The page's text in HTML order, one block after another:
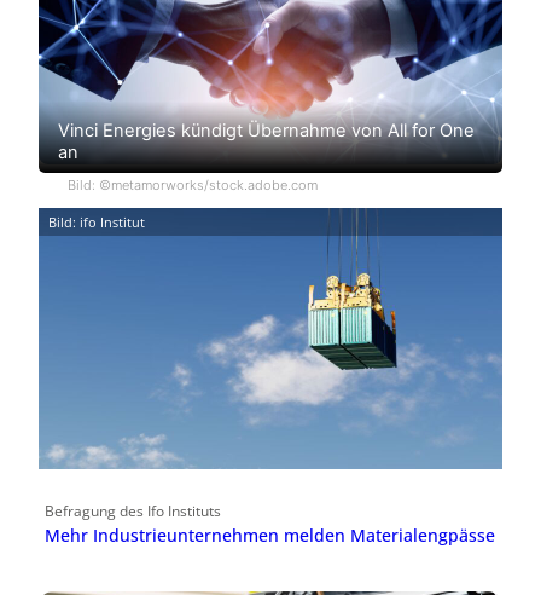
Vinci Energies kündigt Übernahme von All for One
an
Bild: ©metamorworks/stock.adobe.com
Bild: ifo Institut
Befragung des Ifo Instituts
Mehr Industrieunternehmen melden Materialengpässe